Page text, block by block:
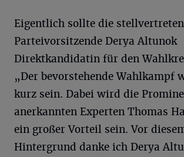
Eigentlich sollte die
Parteivorsitzende Derya Altunok
Direktkandidatin für den
„Der bevorstehende Wahlkampf
kurz sein. Dabei wird die
anerkannten Experten Thomas
ein großer Vorteil sein. Vor
Hintergrund danke ich Derya